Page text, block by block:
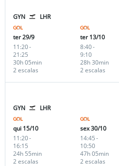
GYN LHR
ter 29/9
11:20-
21:25
2 escalas
30h 05min
ter 13/10
8:40-
9:10
2 escalas
28h 30min
GYN LHR
qui 15/10
11:20-
16:15
2 escalas
24h 55min
sex 30/10
14:45-
10:50
2 escalas
47h 05min